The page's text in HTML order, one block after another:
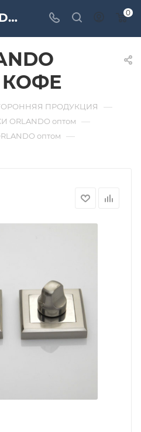
WC09 ORLANDO МАТОВЫЙ КОФЕ. Дверная и мебельная фурнитура САМИР-КИЛИТ | Оптовые поставки 0
ПРОДУКЦИЯ —
ORLANDO оптом —
оптом —